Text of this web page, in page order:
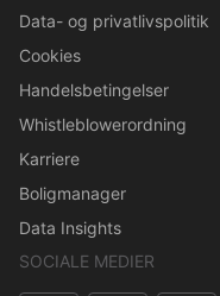
Data- og privatlivspolitik
Cookies
Handelsbetingelser
Whistleblowerordning
Karriere
Boligmanager
Data Insights
SOCIALE MEDIER